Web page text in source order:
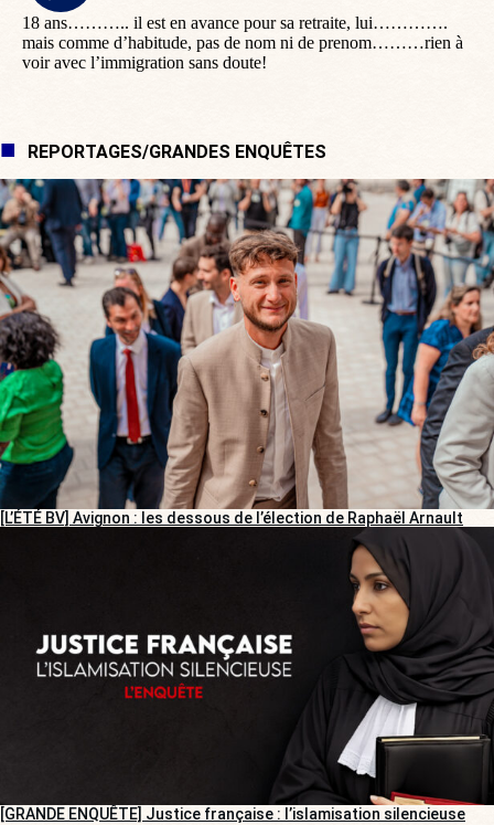
18 ans……….. il est en avance pour sa retraite, lui………….
mais comme d’habitude, pas de nom ni de prenom………rien à
voir avec l’immigration sans doute!
REPORTAGES/GRANDES ENQUÊTES
[L’ÉTÉ BV] Avignon : les dessous de l’élection de Raphaël Arnault
[GRANDE ENQUÊTE] Justice française : l’islamisation silencieuse